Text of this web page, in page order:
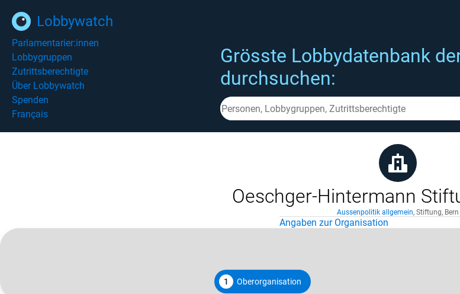
Lobbywatch
Parlamentarier:innen
Lobbygruppen
Zutrittsberechtigte
Über Lobbywatch
Spenden
Français
Grösste Lobbydatenbank
durchsuchen:
Oeschger-Hintermann
Aussenpolitik allgemein, Stiftung, Bern
Angaben zur Organisation
1 Oberorganisation